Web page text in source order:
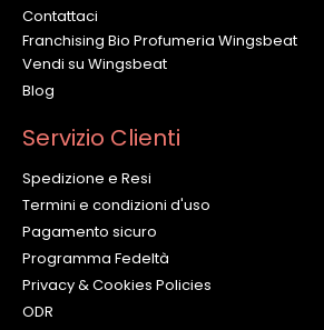
Contattaci
Franchising Bio Profumeria Wingsbeat
Vendi su Wingsbeat
Blog
Servizio Clienti
Spedizione e Resi
Termini e condizioni d'uso
Pagamento sicuro
Programma Fedeltà
Privacy & Cookies Policies
ODR